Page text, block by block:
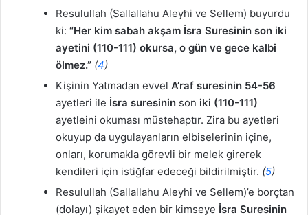
Resulullah (Sallallahu Aleyhi ve Sellem) buyurdu
ki: “Her kim sabah akşam İsra Suresinin son iki
ayetini (110-111) okursa, o gün ve gece kalbi
ölmez.” (4)
Kişinin Yatmadan evvel A’raf suresinin 54-56
ayetleri ile İsra suresinin son iki (110-111)
ayetleini okuması müstehaptır. Zira bu ayetleri
okuyup da uygulayanların elbiselerinin içine,
onları, korumakla görevli bir melek girerek
kendileri için istiğfar edeceği bildirilmiştir. (5)
Resulullah (Sallallahu Aleyhi ve Sellem)’e borçtan
(dolayı) şikayet eden bir kimseye İsra Suresinin